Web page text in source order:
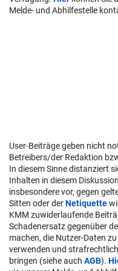
Melde- und Abhilfestelle
User-Beiträge geben nicht
Betreibers/der Redaktion
In diesem Sinne distanziert
Inhalten in diesem
insbesondere vor, gegen
Sitten oder derNetiquette
KMM zuwiderlaufende
Schadenersatz gegenüber
machen, die Nutzer-Daten
verwenden und
bringen (siehe auch AGB).